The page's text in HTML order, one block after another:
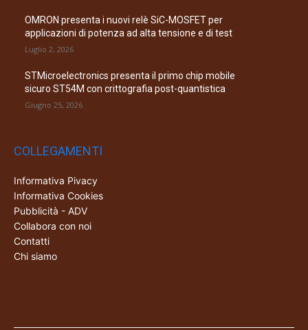
OMRON presenta i nuovi relè SiC-MOSFET per
applicazioni di potenza ad alta tensione e di test
Luglio 2, 2026
STMicroelectronics presenta il primo chip mobile
sicuro ST54M con crittografia post-quantistica
Giugno 25, 2026
COLLEGAMENTI
Informativa Pivacy
Informativa Cookies
Pubblicità - ADV
Collabora con noi
Contatti
Chi siamo